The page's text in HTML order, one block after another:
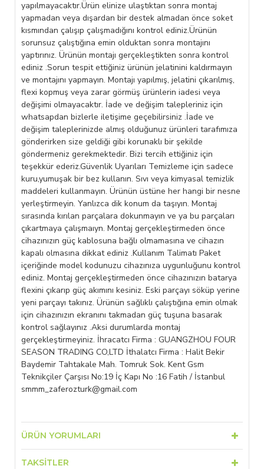
yapılmayacaktır.Ürün elinize ulaştıktan sonra montaj
yapmadan veya dışardan bir destek almadan önce soket
kısmından çalışıp çalışmadığını kontrol ediniz.Ürünün
sorunsuz çalıştığına emin olduktan sonra montajını
yaptırınız. Ürünün montajı gerçekleştikten sonra kontrol
ediniz .Sorun tespit ettiğiniz ürünün jelatinini kaldırmayın
ve montajını yapmayın. Montajı yapılmış, jelatini çıkarılmış,
flexi kopmuş veya zarar görmüş ürünlerin iadesi veya
değişimi olmayacaktır. İade ve değişim talepleriniz için
whatsapdan bizlerle iletişime geçebilirsiniz .İade ve
değişim taleplerinizde almış olduğunuz ürünleri tarafımıza
gönderirken size geldiği gibi korunaklı bir şekilde
göndermeniz gerekmektedir. Bizi tercih ettiğiniz için
teşekkür ederiz.Güvenlik Uyarıları Temizleme için sadece
kuru,yumuşak bir bez kullanın. Sıvı veya kimyasal temizlik
maddeleri kullanmayın. Ürünün üstüne her hangi bir nesne
yerleştirmeyin. Yanlızca dik konum da taşıyın. Montaj
sırasında kırılan parçalara dokunmayın ve ya bu parçaları
çıkartmaya çalışmaıyn. Montaj gerçekleştirmeden önce
cihazınızın güç kablosuna bağlı olmamasına ve cihazın
kapalı olmasına dikkat ediniz .Kullanım Talimatı Paket
içeriğinde model kodunuzu cihazınıza uygunluğunu kontrol
ediniz. Montaj gerçekleştirmeden önce cihazınızın batarya
flexini çıkarıp güç akımını kesiniz. Eski parçayı söküp yerine
yeni parçayı takınız. Ürünün sağlıklı çalıştığına emin olmak
için cihazınızın ekranını takmadan güç tuşuna basarak
kontrol sağlayınız .Aksi durumlarda montaj
gerçekleştirmeyiniz. İhracatcı Firma : GUANGZHOU FOUR
SEASON TRADING CO,LTD İthalatcı Firma : Halit Bekir
Baydemir Tahtakale Mah. Tomruk Sok. Kent Gsm
Teknikçiler Çarşısı No:19 İç Kapı No :16 Fatih / İstanbul
smmm_zaferozturk@gmail.com
ÜRÜN YORUMLARI
TAKSITLER